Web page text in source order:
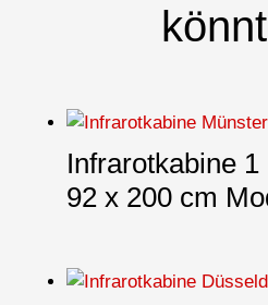
Infrarotkabine
92 x 200 cm